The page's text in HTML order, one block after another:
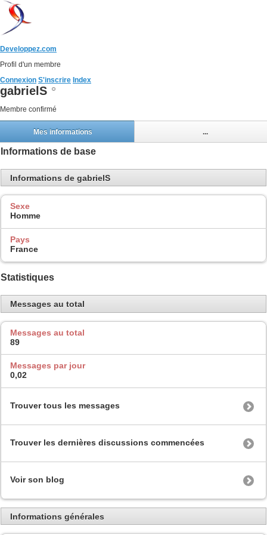
Developpez.com
Profil d'un membre
Connexion S'inscrire Index
gabrielS
Membre confirmé
Mes informations ...
Informations de base
Informations de gabrielS
Sexe
Homme
Pays
France
Statistiques
Messages au total
Messages au total
89
Messages par jour
0,02
Trouver tous les messages
Trouver les dernières discussions commencées
Voir son blog
Informations générales